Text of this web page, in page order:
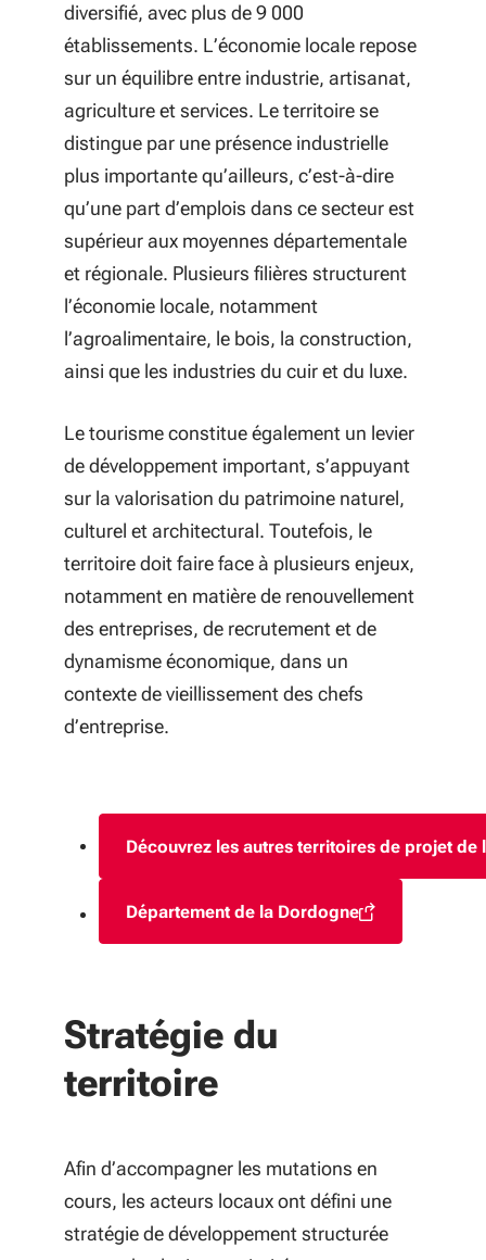
diversifié, avec plus de 9 000
établissements. L’économie locale repose
sur un équilibre entre industrie, artisanat,
agriculture et services. Le territoire se
distingue par une présence industrielle
plus importante qu’ailleurs, c’est-à-dire
qu’une part d’emplois dans ce secteur est
supérieur aux moyennes départementale
et régionale. Plusieurs filières structurent
l’économie locale, notamment
l’agroalimentaire, le bois, la construction,
ainsi que les industries du cuir et du luxe.
Le tourisme constitue également un levier
de développement important, s’appuyant
sur la valorisation du patrimoine naturel,
culturel et architectural. Toutefois, le
territoire doit faire face à plusieurs enjeux,
notamment en matière de renouvellement
des entreprises, de recrutement et de
dynamisme économique, dans un
contexte de vieillissement des chefs
d’entreprise.
Découvrez les autres territoires de projet de
Département de la Dordogne
(S'ouvre dans une nouvelle
Stratégie du
territoire
Afin d’accompagner les mutations en
cours, les acteurs locaux ont défini une
stratégie de développement structurée